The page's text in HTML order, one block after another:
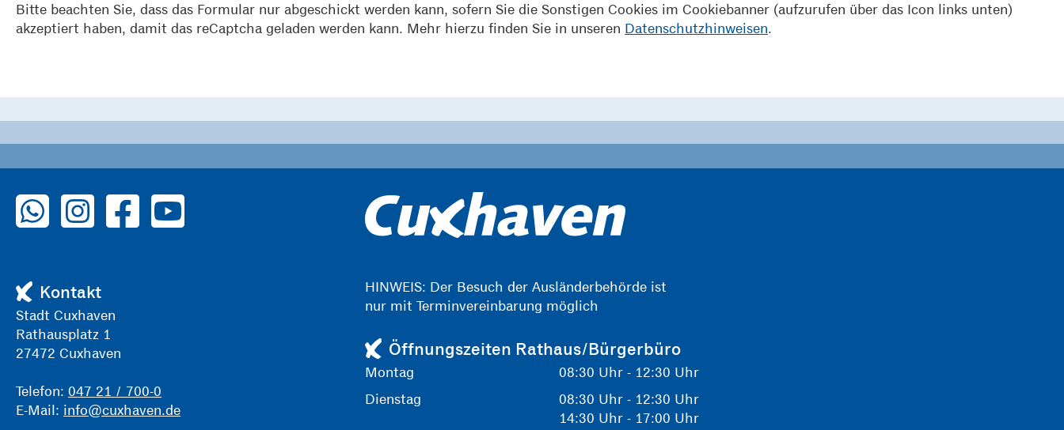
Bitte beachten Sie, dass das Formular nur abgeschickt werden kann, sofern Sie die Sonstigen Cookies im Cookiebanner (aufzurufen über das Icon links unten)
akzeptiert haben, damit das reCaptcha geladen werden kann. Mehr hierzu finden Sie in unseren Datenschutzhinweisen.
zu WhatsAppzu Instagramzu Facebook
zu YouTube
Kontakt
Stadt Cuxhaven
Rathausplatz 1
27472 Cuxhaven
Telefon: 047 21 / 700-0
E-Mail: info@cuxhaven.de
HINWEIS: Der Besuch der Ausländerbehörde ist
nur mit Terminvereinbarung möglich
Öffnungszeiten Rathaus/Bürgerbüro
Montag
08:30 Uhr - 12:30 Uhr
Dienstag
08:30 Uhr - 12:30 Uhr
14:30 Uhr - 17:00 Uhr